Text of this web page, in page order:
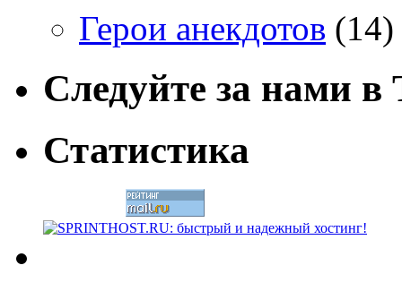
Герои анекдотов (14)
Следуйте за нами
Статистика